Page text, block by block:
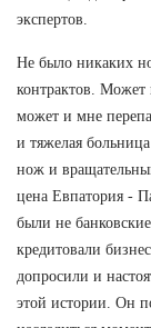
экспертов.
Не было никаких
контрактов. Может
может и мне
и тяжелая
нож и
цена Евпатория -
были не
кредитовали
допросили и
этой истории. Он